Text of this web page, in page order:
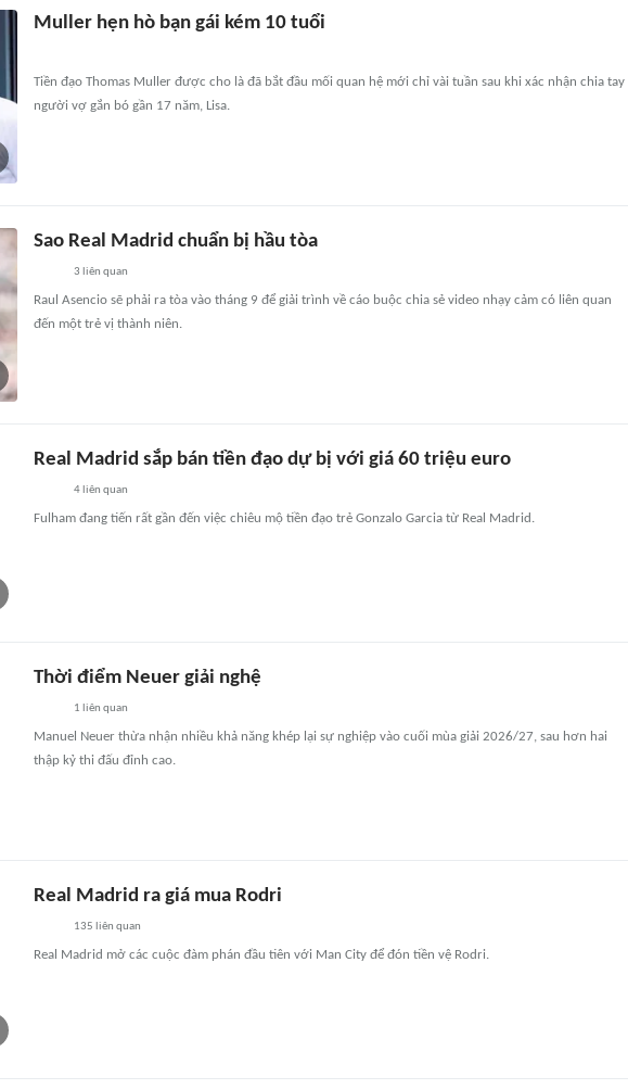
Muller hẹn hò bạn gái kém 10 tuổi
Tiền đạo Thomas Muller được cho là đã bắt đầu mối quan hệ mới chỉ vài tuần sau khi xác nhận chia tay
người vợ gắn bó gần 17 năm, Lisa.
Sao Real Madrid chuẩn bị hầu tòa
3 liên quan
Raul Asencio sẽ phải ra tòa vào tháng 9 để giải trình về cáo buộc chia sẻ video nhạy cảm có liên quan
đến một trẻ vị thành niên.
Real Madrid sắp bán tiền đạo dự bị với giá 60 triệu euro
4liên quan
Fulham đang tiến rất gần đến việc chiêu mộ tiền đạo trẻ Gonzalo Garcia từ Real Madrid.
Thời điểm Neuer giải nghệ
1 liên quan
Manuel Neuer thừa nhận nhiều khả năng khép lại sự nghiệp vào cuối mùa giải 2026/27, sau hơn hai
thập kỷ thi đấu đỉnh cao.
Real Madrid ra giá mua Rodri
135 liên quan
Real Madrid mở các cuộc đàm phán đầu tiên với Man City để đón tiền vệ Rodri.